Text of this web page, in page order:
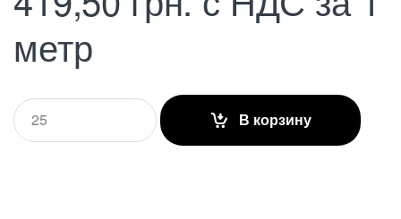
метр
Q
u
a
В корзину